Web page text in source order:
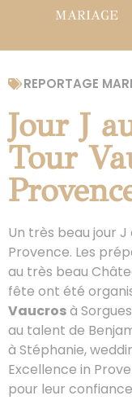
MARIAGE
REPORTAGE
Jour J
Tour
Un très beau jour
Provence. Les
au très beau
fête ont été
Vaucrosà
au talent de
à Stéphanie,
Excellence in
pour leur